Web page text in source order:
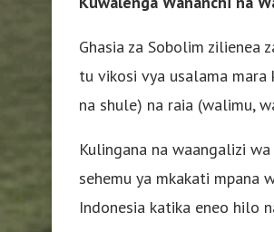
Ghasia za Sobolim zilienea
tu vikosi vya usalama mara
na shule) na raia (walimu,
Kulingana na waangalizi
sehemu ya mkakati mpana
Indonesia katika eneo hilo